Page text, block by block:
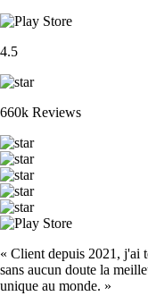
4.5
660k Reviews
« Client depuis 2021, j'ai
sans aucun doute la
unique au monde. »